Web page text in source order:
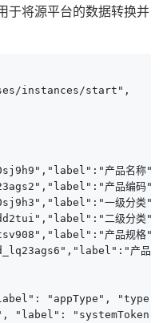
于将源平台的数据转换并
instances/start",
产品名称
产品编码
一级分类
二级分类
产品规格
产品
"appType",
"label":